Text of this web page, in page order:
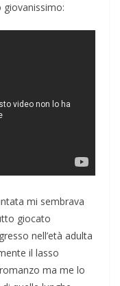
mi sembrava
giocato
nell’età adulta
il lasso
ma me lo